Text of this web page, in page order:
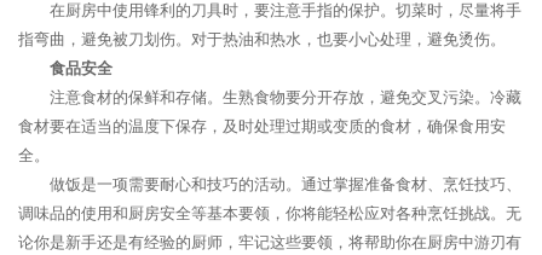
在厨房中使用锋利的刀具时，要注意手指的保护。切菜时，尽量将手
指弯曲，避免被刀划伤。对于热油和热水，也要小心处理，避免烫伤。
食品安全
注意食材的保鲜和存储。生熟食物要分开存放，避免交叉污染。冷藏
食材要在适当的温度下保存，及时处理过期或变质的食材，确保食用安
全。
做饭是一项需要耐心和技巧的活动。通过掌握准备食材、烹饪技巧、
调味品的使用和厨房安全等基本要领，你将能轻松应对各种烹饪挑战。无
论你是新手还是有经验的厨师，牢记这些要领，将帮助你在厨房中游刃有